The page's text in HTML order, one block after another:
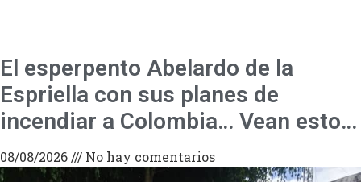
El esperpento Abelardo de la
Espriella con sus planes de
incendiar a Colombia… Vean esto…
08/08/2026 No hay comentarios